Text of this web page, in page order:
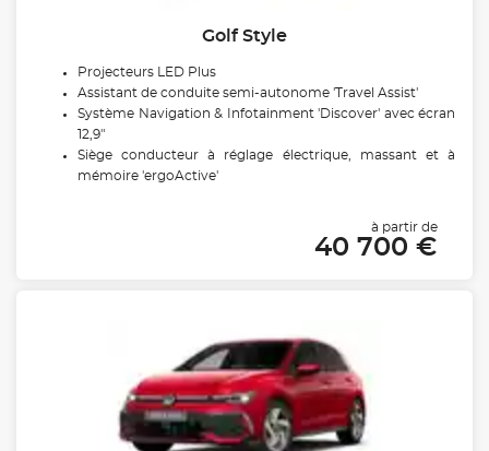
Golf Style
Projecteurs LED Plus
Assistant de conduite semi-autonome 'Travel Assist'
Système Navigation & Infotainment 'Discover' avec écran
12,9"
Siège conducteur à réglage électrique, massant et à
mémoire 'ergoActive'
à partir de
40 700 €